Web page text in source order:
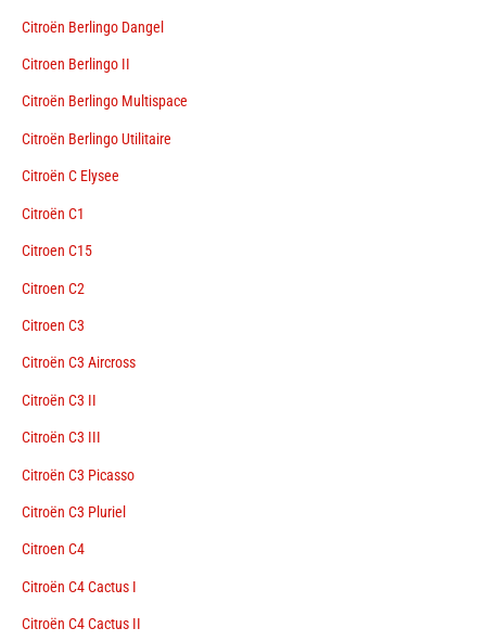
Citroën Berlingo Dangel
Citroen Berlingo II
Citroën Berlingo Multispace
Citroën Berlingo Utilitaire
Citroën C Elysee
Citroën C1
Citroen C15
Citroen C2
Citroen C3
Citroën C3 Aircross
Citroën C3 II
Citroën C3 III
Citroën C3 Picasso
Citroën C3 Pluriel
Citroen C4
Citroën C4 Cactus I
Citroën C4 Cactus II